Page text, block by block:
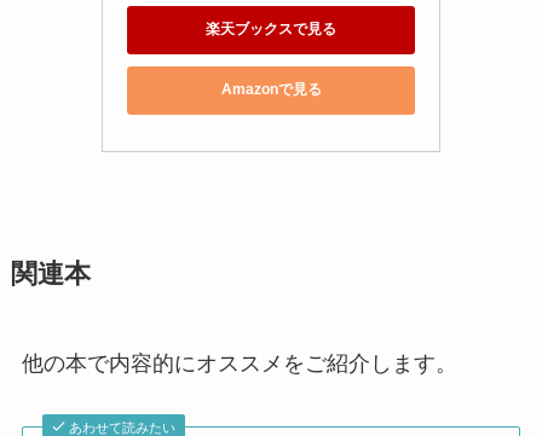
楽天ブックスで見る
Amazonで見る
関連本
他の本で内容的にオススメをご紹介します。
あわせて読みたい